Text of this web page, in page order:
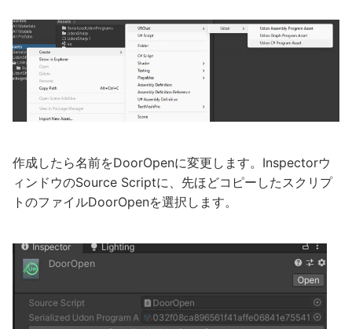
作成したら名前をDoorOpenに変更します。Inspectorウ
ィンドウのSource Scriptに、先ほどコピーしたスクリプ
トのファイルDoorOpenを選択します。